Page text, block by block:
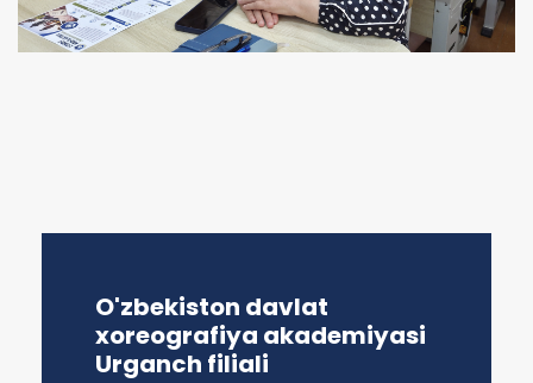
O'zbekiston davlat
xoreografiya akademiyasi
Urganch filiali